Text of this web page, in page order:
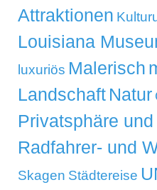
Attraktionen
Louisiana
luxuriös Malerisch
Landschaft Natur
Privatsphäre
Radfahrer- und
Skagen Städtereise